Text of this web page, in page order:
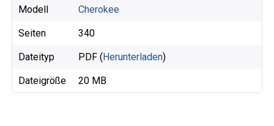
Modell Cherokee
Seiten 340
Dateityp PDF (Herunterladen)
Dateigröße 20 MB